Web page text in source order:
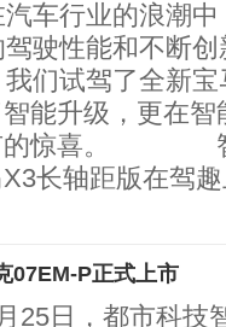
行业的浪潮中
驶性能和不断
们试驾了全新
能升级，更在
有的惊喜。 智
距版在驾趣上
07EM-P正式上市
日，都市科技